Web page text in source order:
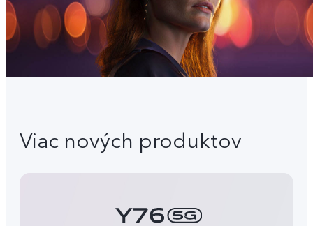
Viac nových produktov